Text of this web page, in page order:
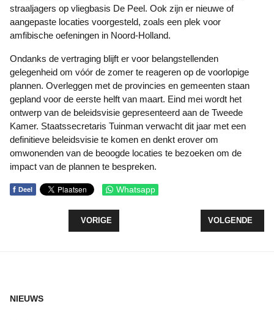
straaljagers op vliegbasis De Peel. Ook zijn er nieuwe of
aangepaste locaties voorgesteld, zoals een plek voor
amfibische oefeningen in Noord-Holland.
Ondanks de vertraging blijft er voor belangstellenden
gelegenheid om vóór de zomer te reageren op de voorlopige
plannen. Overleggen met de provincies en gemeenten staan
gepland voor de eerste helft van maart. Eind mei wordt het
ontwerp van de beleidsvisie gepresenteerd aan de Tweede
Kamer. Staatssecretaris Tuinman verwacht dit jaar met een
definitieve beleidsvisie te komen en denkt erover om
omwonenden van de beoogde locaties te bezoeken om de
impact van de plannen te bespreken.
f Deel Whatsapp
VORIG ARTIKEL: FLEVOLAND GROEIT HET
VORIGE VOLGENDE
VOLGENDE
NIEUWS